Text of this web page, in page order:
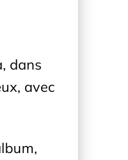
dans
avec